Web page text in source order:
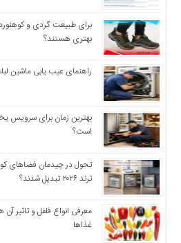
سیاسی
اخبار
فرهنگی
دسترسی
سریع
صفحه
اصلی
اخبار
اخبار
ایران
اخبار
المللی
برای طبیعت گردی و
بهتری هستند؟
راهنمای عیب یابی ماشین
بهترین زمان برای سرویس
است؟
تحول در چیدمان فضاهای
ترند ۲۰۲۶ تبدیل شدند؟
معرفی انواع فلفل و تاثیر
غذاها